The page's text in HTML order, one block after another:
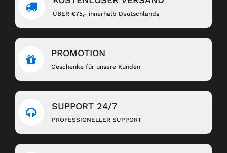
ÜBER €75,- innerhalb Deutschlands
PROMOTION
Geschenke für unsere Kunden
SUPPORT 24/7
PROFESSIONELLER SUPPORT